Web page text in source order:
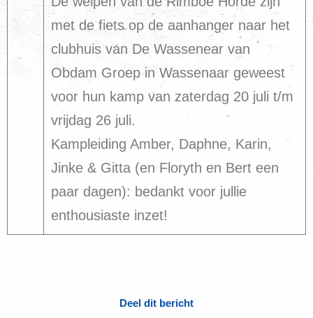
met de fiets op de aanhanger naar het
clubhuis van De Wassenear van
Obdam Groep in Wassenaar geweest
voor hun kamp van zaterdag 20 juli t/m
vrijdag 26 juli.
Kampleiding Amber, Daphne, Karin,
Jinke & Gitta (en Floryth en Bert een
paar dagen): bedankt voor jullie
enthousiaste inzet!
Deel dit bericht